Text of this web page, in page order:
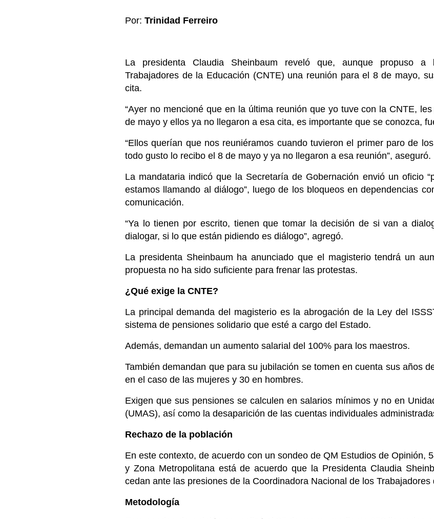
Por: Trinidad Ferreiro
La presidenta Claudia Sheinbaum reveló que, aunque propuso a
Trabajadores de la Educación (CNTE) una reunión para el 8 de mayo,
cita.
“Ayer no mencioné que en la última reunión que yo tuve con la CNTE,
de mayo y ellos ya no llegaron a esa cita, es importante que se conozca,
“Ellos querían que nos reuniéramos cuando tuvieron el primer paro de
todo gusto lo recibo el 8 de mayo y ya no llegaron a esa reunión”, aseguró.
La mandataria indicó que la Secretaría de Gobernación envió un oficio
estamos llamando al diálogo”, luego de los bloqueos en dependencias
comunicación.
“Ya lo tienen por escrito, tienen que tomar la decisión de si van a
dialogar, si lo que están pidiendo es diálogo”, agregó.
La presidenta Sheinbaum ha anunciado que el magisterio tendrá un
propuesta no ha sido suficiente para frenar las protestas.
¿Qué exige la CNTE?
La principal demanda del magisterio es la abrogación de la Ley del
sistema de pensiones solidario que esté a cargo del Estado.
Además, demandan un aumento salarial del 100% para los maestros.
También demandan que para su jubilación se tomen en cuenta sus años
en el caso de las mujeres y 30 en hombres.
Exigen que sus pensiones se calculen en salarios mínimos y no en
(UMAS), así como la desaparición de las cuentas individuales
Rechazo de la población
En este contexto, de acuerdo con un sondeo de QM Estudios de Opinión,
y Zona Metropolitana está de acuerdo que la Presidenta Claudia
cedan ante las presiones de la Coordinadora Nacional de los Trabajadores
Metodología